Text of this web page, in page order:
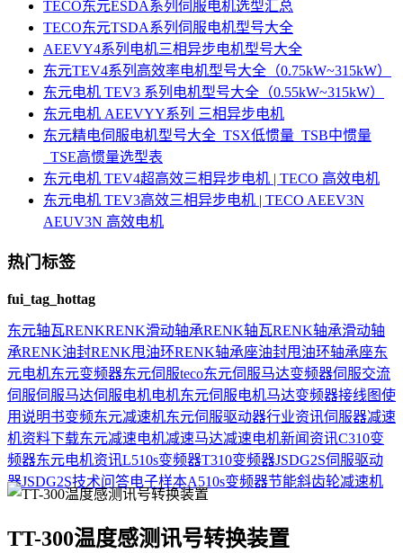
TECO东元ESDA系列伺服电机选型汇总
TECO东元TSDA系列伺服电机型号大全
AEEVY4系列电机三相异步电机型号大全
东元TEV4系列高效率电机型号大全（0.75kW~315kW）
东元电机 TEV3 系列电机型号大全（0.55kW~315kW）
东元电机 AEEVYY系列 三相异步电机
东元精电伺服电机型号大全_TSX低惯量_TSB中惯量
_TSE高惯量选型表
东元电机 TEV4超高效三相异步电机 | TECO 高效电机
东元电机 TEV3高效三相异步电机 | TECO AEEV3N
AEUV3N 高效电机
热门标签
fui_tag_hottag
东元轴瓦RENKRENK滑动轴承RENK轴瓦RENK轴承滑动轴
承RENK油封RENK甩油环RENK轴承座油封甩油环轴承座东
元电机东元变频器东元伺服teco东元伺服马达变频器伺服交流
伺服伺服马达伺服电机电机东元伺服电机马达变频器接线图使
用说明书变频东元减速机东元伺服驱动器行业资讯伺服器减速
机资料下载东元减速电机减速马达减速电机新闻资讯C310变
频器东元电机资讯L510s变频器T310变频器JSDG2S伺服驱动
器JSDG2S技术问答电子样本A510s变频器节能斜齿轮减速机
TT-300温度感测讯号转换装置